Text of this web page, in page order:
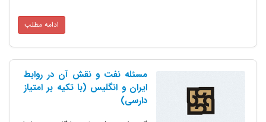
ادامه مطلب
مسئله نفت و نقش آن در روابط
ایران و انگلیس (با تکیه بر امتیاز
دارسی)